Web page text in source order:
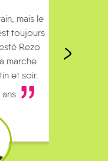
mais le
toujours
Rezo
marche
et soir.